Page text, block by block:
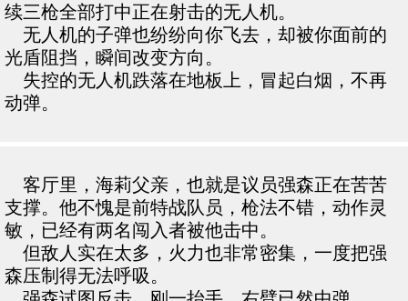
续三枪全部打中正在射击的无人机。
无人机的子弹也纷纷向你飞去，却被你面前的
光盾阻挡，瞬间改变方向。
失控的无人机跌落在地板上，冒起白烟，不再
动弹。
客厅里，海莉父亲，也就是议员强森正在苦苦
支撑。他不愧是前特战队员，枪法不错，动作灵
敏，已经有两名闯入者被他击中。
但敌人实在太多，火力也非常密集，一度把强
森压制得无法呼吸。